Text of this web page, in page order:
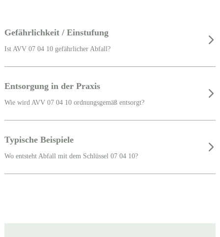
Gefährlichkeit / Einstufung
Ist AVV 07 04 10 gefährlicher Abfall?
Entsorgung in der Praxis
Wie wird AVV 07 04 10 ordnungsgemäß entsorgt?
Typische Beispiele
Wo entsteht Abfall mit dem Schlüssel 07 04 10?